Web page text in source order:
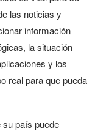
las noticias y
información
la situación
y los
real para que pueda
su país puede